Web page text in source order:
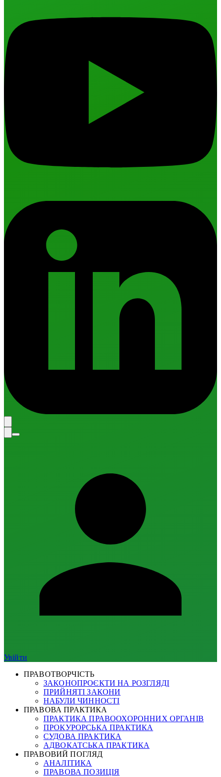
Увійти
ПРАВОТВОРЧІСТЬ
ЗАКОНОПРОЄКТИ НА РОЗГЛЯДІ
ПРИЙНЯТІ ЗАКОНИ
НАБУЛИ ЧИННОСТІ
ПРАВОВА ПРАКТИКА
ПРАКТИКА ПРАВООХОРОННИХ ОРГАНІВ
ПРОКУРОРСЬКА ПРАКТИКА
СУДОВА ПРАКТИКА
АДВОКАТСЬКА ПРАКТИКА
ПРАВОВИЙ ПОГЛЯД
АНАЛІТИКА
ПРАВОВА ПОЗИЦІЯ